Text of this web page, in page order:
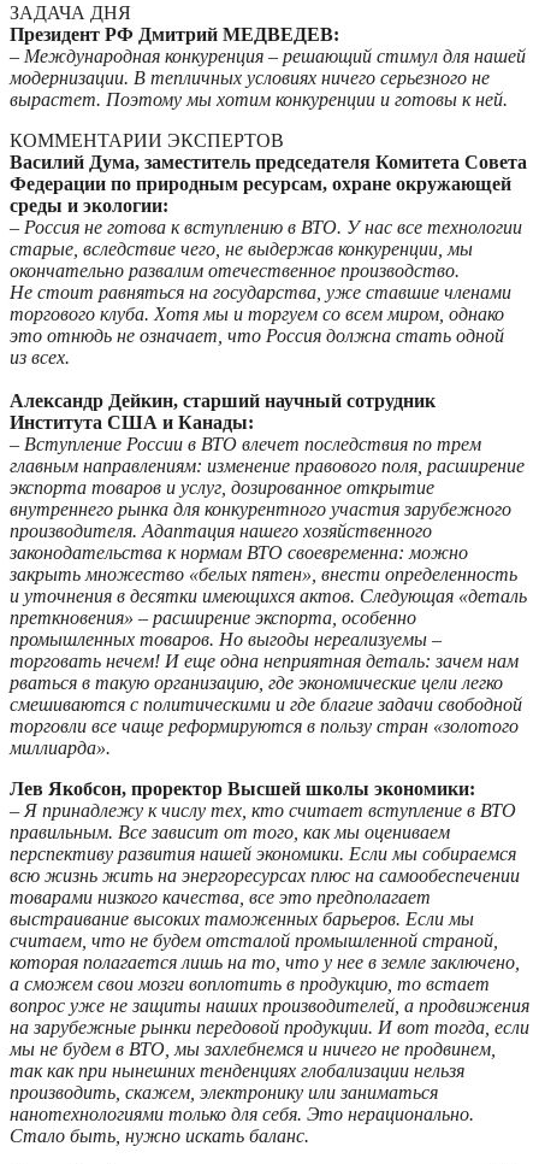
ЗАДАЧА ДНЯ
Президент РФ Дмитрий МЕДВЕДЕВ:
– Международная конкуренция – решающий стимул для нашей
модернизации. В тепличных условиях ничего серьезного не
вырастет. Поэтому мы хотим конкуренции и готовы к ней.
КОММЕНТАРИИ ЭКСПЕРТОВ
Василий Дума, заместитель председателя Комитета Совета
Федерации по природным ресурсам, охране окружающей
среды и экологии:
– Россия не готова к вступлению в ВТО. У нас все технологии
старые, вследствие чего, не выдержав конкуренции, мы
окончательно развалим отечественное производство.
Не стоит равняться на государства, уже ставшие членами
торгового клуба. Хотя мы и торгуем со всем миром, однако
это отнюдь не означает, что Россия должна стать одной
из всех.
Александр Дейкин, старший научный сотрудник
Института США и Канады:
– Вступление России в ВТО влечет последствия по трем
главным направлениям: изменение правового поля, расширение
экспорта товаров и услуг, дозированное открытие
внутреннего рынка для конкурентного участия зарубежного
производителя. Адаптация нашего хозяйственного
законодательства к нормам ВТО своевременна: можно
закрыть множество «белых пятен», внести определенность
и уточнения в десятки имеющихся актов. Следующая «деталь
преткновения» – расширение экспорта, особенно
промышленных товаров. Но выгоды нереализуемы –
торговать нечем! И еще одна неприятная деталь: зачем нам
рваться в такую организацию, где экономические цели легко
смешиваются с политическими и где благие задачи свободной
торговли все чаще реформируются в пользу стран «золотого
миллиарда».
Лев Якобсон, проректор Высшей школы экономики:
– Я принадлежу к числу тех, кто считает вступление в ВТО
правильным. Все зависит от того, как мы оцениваем
перспективу развития нашей экономики. Если мы собираемся
всю жизнь жить на энергоресурсах плюс на самообеспечении
товарами низкого качества, все это предполагает
выстраивание высоких таможенных барьеров. Если мы
считаем, что не будем отсталой промышленной страной,
которая полагается лишь на то, что у нее в земле заключено,
а сможем свои мозги воплотить в продукцию, то встает
вопрос уже не защиты наших производителей, а продвижения
на зарубежные рынки передовой продукции. И вот тогда, если
мы не будем в ВТО, мы захлебнемся и ничего не продвинем,
так как при нынешних тенденциях глобализации нельзя
производить, скажем, электронику или заниматься
нанотехнологиями только для себя. Это нерационально.
Стало быть, нужно искать баланс.